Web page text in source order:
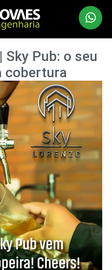
Sky Pub: o seu
cobertura